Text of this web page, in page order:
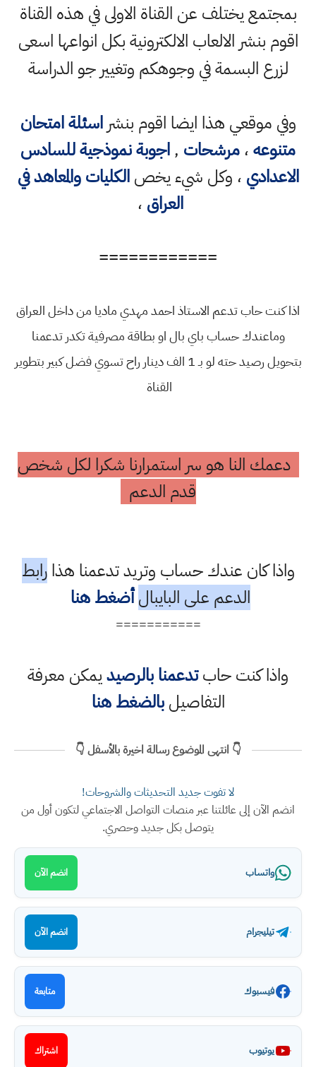
بمجتمع يختلف عن القناة الاولى في هذه القناة
اقوم بنشر الالعاب الالكترونية بكل انواعها اسعى
لزرع البسمة في وجوهكم وتغيير جو الدراسة
وفي موقعي هذا ايضا اقوم بنشراسئلة امتحان
متنوعه،مرشحات ,اجوبة نموذجية للسادس
الاعدادي ، وكل شيء يخصالكليات والمعاهد في
العراق ،
============
اذا كنت حاب تدعم الاستاذ احمد مهدي ماديا من داخل العراق
وماعندك حساب باي بال او بطاقة مصرفية تكدر تدعمنا
بتحويل رصيد حته لو بـ 1 الف دينار راح تسوي فضل كبير بتطوير
القناة
دعمك النا هو سر استمرارنا شكرا لكل شخص
قدم الدعم
واذا كان عندك حساب وتريد تدعمنا هذارابط
الدعم على البايبال أضغط هنا
===========
واذا كنت حابتدعمنا بالرصيديمكن معرفة
التفاصيلبالضغط هنا
👇 انتهى الموضوع رسالة اخيرة بالأسفل 👇
لا تفوت جديد التحديثات والشروحات!
انضم الآن إلى عائلتنا عبر منصات التواصل الاجتماعي لتكون أول من
يتوصل بكل جديد وحصري.
واتساب انضم الآن
تيليجرام انضم الآن
فيسبوك متابعة
يوتيوب اشتراك